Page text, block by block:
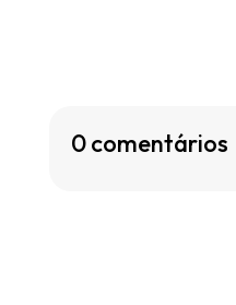
0 comentários